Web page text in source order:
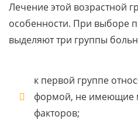
Лечение этой возрастной
особенности. При выборе
выделяют три группы
к первой группе
формой, не имеющие
факторов;